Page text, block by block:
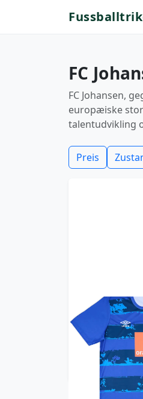
FC
FC Johansen,
europæiske
talentudvikling
Preis
2022-23 FC